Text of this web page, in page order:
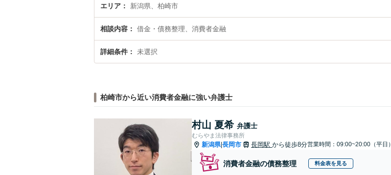
エリア 新潟県、柏崎市
相談内容 借金・債務整理、消費者金融
詳細条件 未選択
柏崎市から近い消費者金融に強い弁護士
村山 夏希 弁護士
むらやま法律事務所
新潟県|長岡市 長岡駅 から徒歩8分営業時間：09:00~20:00（平日）
消費者金融の債務整理 料金表を見る